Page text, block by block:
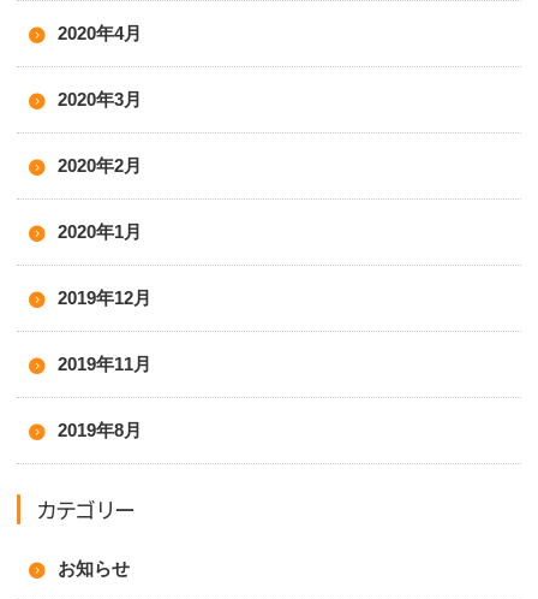
2020年4月
2020年3月
2020年2月
2020年1月
2019年12月
2019年11月
2019年8月
カテゴリー
お知らせ